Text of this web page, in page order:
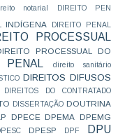
notarial DIREITO PEN
INDÍGENA
DIREITO PENAL
PROCESSUAL
PROCESSUAL DO
direito sanitário
DIREITOS DIFUSOS
DIREITOS DO CONTRATADO
DISSERTAÇÃO DOUTRINA
DPECE DPEMA DPEMG
DPESP DPF DPU